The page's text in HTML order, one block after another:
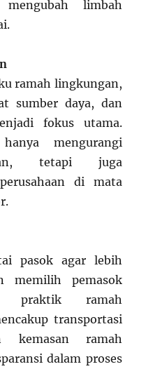
limbah
ramah lingkungan,
sumber daya, dan
fokus utama.
mengurangi
tetapi juga
di mata
pasok agar lebih
memilih pemasok
praktik ramah
transportasi
kemasan ramah
dalam proses